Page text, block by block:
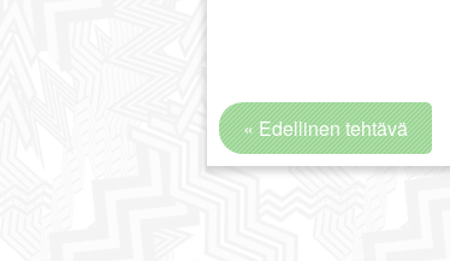
« Edellinen tehtävä